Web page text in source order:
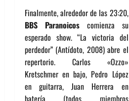
Finalmente, alrededor de las 23:20,
BBS Paranoicos comienza su
esperado show. “La victoria del
perdedor” (Antídoto, 2008) abre el
repertorio. Carlos «Ozzo»
Kretschmer en bajo, Pedro López
en guitarra, Juan Herrera en